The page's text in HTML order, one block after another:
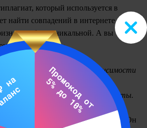
который используется в
найти совпадений в интернете и
работу уникальной. А вы
или «зачет».
— от 10 ₽ за страницу, в зависимости
системы проверки.
уникальности — 2 минуты.
профессиональным автором. Он